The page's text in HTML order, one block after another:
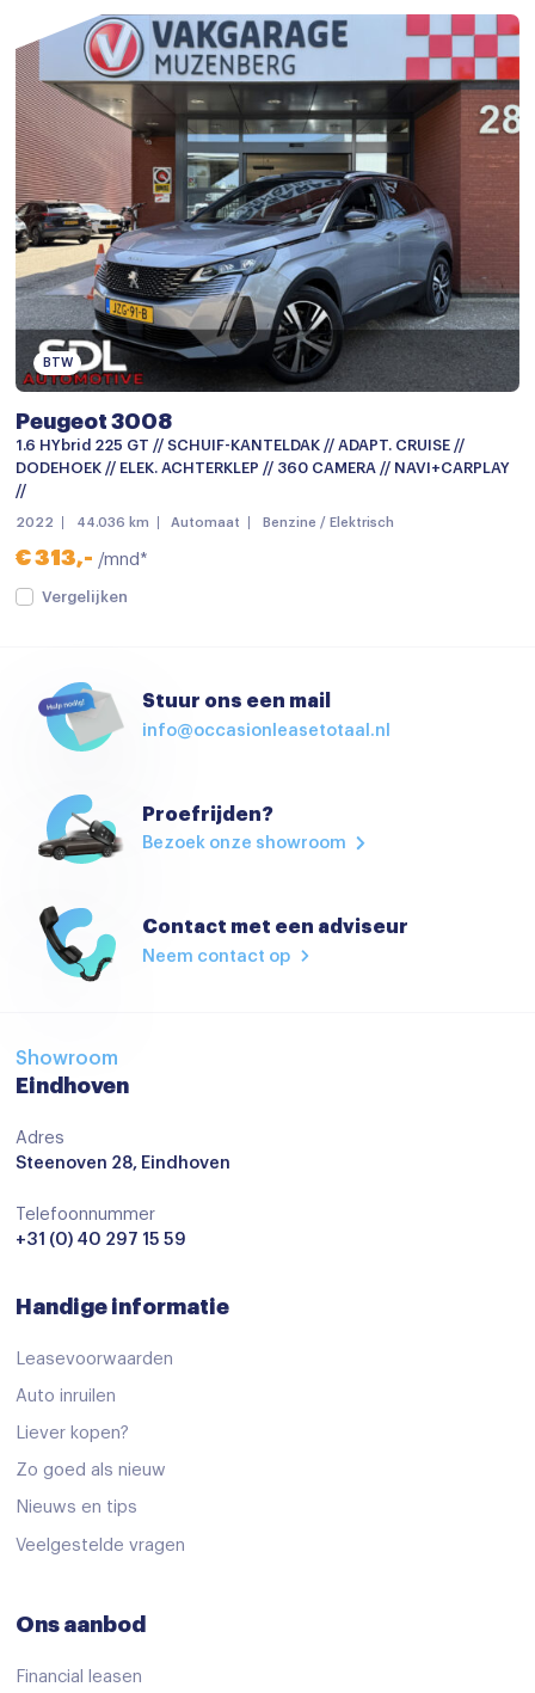
Passagiersstoel in hoogte verstelbaar
Regensensor
Stoelverwarming
Stuurbekrachtiging
Stuurwiel verwarmd
Virtual cockpit
Voorstoelen verwarmd
Airbag(s) hoofd achter
Airbag(s) hoofd voor
Airbag(s) side voor
Airbag bestuurder
Alarm klasse 1(startblokkering)
Anti Blokkeer Systeem
Anti doorSlip Regeling
Bandenspanningscontrolesysteem
Brake Assist System
Hill hold functie
Isofix bevestiging voor kinderzitjes
Rijstrooksensor
Verkeersbord detectie
centrale vergrendeling met afstandsbediening
Dab
Draadloze telefoonlader
electronic climate control
Beschrijving
kilometerteller staat op 78306. In deze SUV vindt u een
Ga samen met uw bijrijder lekker zitten in de verwarmbare
BTW
Peugeot 3008
1.6 HYbrid 225 GT // SCHUIF-KANTELDAK // ADAPT. CRUISE //
DODEHOEK // ELEK. ACHTERKLEP // 360 CAMERA // NAVI+CARPLAY
//
2022 44.036 km Automaat Benzine / Elektrisch
€ 313,- /mnd*
Vergelijken
Stuur ons een mail
info@occasionleasetotaal.nl
Proefrijden?
Bezoek onze showroom
Contact met een adviseur
Neem contact op
Showroom
Eindhoven
Adres
Steenoven 28, Eindhoven
Telefoonnummer
+31 (0) 40 297 15 59
Handige informatie
Leasevoorwaarden
Auto inruilen
Liever kopen?
Zo goed als nieuw
Nieuws en tips
Veelgestelde vragen
Ons aanbod
Financial leasen